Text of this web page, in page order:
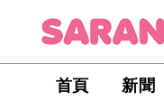
首頁 新聞